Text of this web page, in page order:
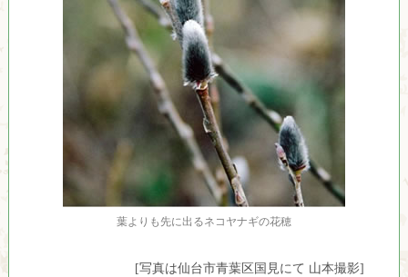
葉よりも先に出るネコヤナギの花穂
[写真は仙台市青葉区国見にて 山本撮影]